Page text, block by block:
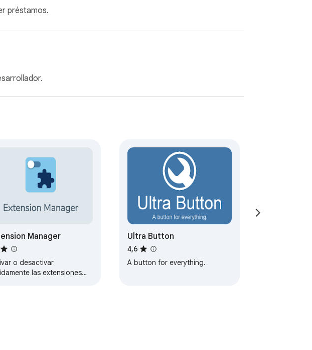
préstamos.
Manager
o desactivar
las extensiones
Ultra Button
4,6
A button for everything.